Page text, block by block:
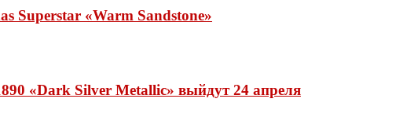
Superstar «Warm Sandstone»
«Dark Silver Metallic» выйдут 24 апреля